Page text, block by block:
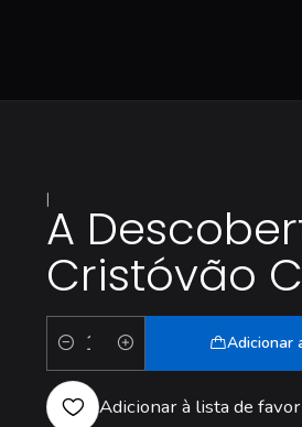
|A
Cristóvão
Quantidade
Adicionar
Adicionar à lista de